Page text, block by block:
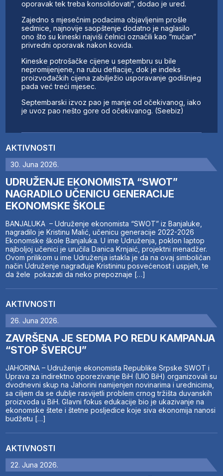
AKTIVNOSTI
30. Juna 2026.
UDRUŽENJE EKONOMISTA “SWOT”
NAGRADILO UČENICU GENERACIJE
EKONOMSKE ŠKOLE
BANJALUKA – Udruženje ekonomista “SWOT” iz Banjaluke,
nagradilo je Kristinu Malić, učenicu generacije 2022-2026
Ekonomske škole Banjaluka. U ime Udruženja, poklon laptop
najboljoj učenici je uručila Danica Krnjaić, projektni menadžer.
Ovom prilikom u ime Udruženja istakla je da na ovaj simboličan
način Udruženje nagrađuje Kristininu posvećenost i uspjeh, te
da žele pokazati da neko prepoznaje […]
AKTIVNOSTI
26. Juna 2026.
ZAVRŠENA JE SEDMA PO REDU KAMPANJA
“STOP ŠVERCU”
JAHORINA – Udruženje ekonomista Republike Srpske SWOT i
Uprava za indirektno oporezivanje BiH (UIO BiH) organizovali su
dvodnevni skup na Jahorini namijenjen novinarima i urednicima,
sa ciljem da se dublje rasvijetli problem crnog tržišta duvanskih
proizvoda u BiH. Glavni fokus edukacije bio je ukazivanje na
ekonomske štete i štetne posljedice koje siva ekonomija nanosi
budžetu […]
AKTIVNOSTI
22. Juna 2026.
oporavak tek treba konsolidovati”, dodao je ured.
Zajedno s mjesečnim podacima objavljenim prošle
sedmice, najnovije saopštenje dodatno je naglasilo
ono što su kineski najviši čelnici označili kao “mučan”
privredni oporavak nakon kovida.
Kineske potrošačke cijene u septembru su bile
nepromijenjene, na rubu deflacije, dok je indeks
proizvođačkih cijena zabilježio usporavanje godišnjeg
pada već treći mjesec.
Septembarski izvoz pao je manje od očekivanog, iako
je uvoz pao nešto gore od očekivanog. (Seebiz)